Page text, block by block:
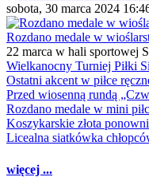
sobota, 30 marca 2024
Rozdano medale w
22 marca w hali sportowej
Wielkanocny Turniej Piłki
Ostatni akcent w piłce
Przed wiosenną rundą
Rozdano medale w mini
Koszykarskie złota
Licealna siatkówka
więcej ...